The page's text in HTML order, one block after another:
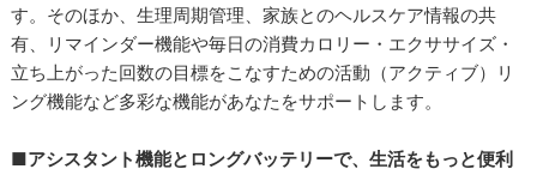
す。そのほか、生理周期管理、家族とのヘルスケア情報の共
有、リマインダー機能や毎日の消費カロリー・エクササイズ・
立ち上がった回数の目標をこなすための活動（アクティブ）リ
ング機能など多彩な機能があなたをサポートします。
■アシスタント機能とロングバッテリーで、生活をもっと便利